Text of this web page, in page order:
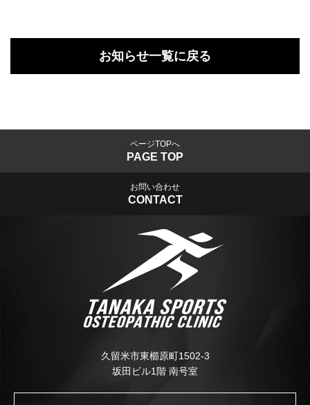
お知らせ一覧に戻る
ページTOPへ
PAGE TOP
お問い合わせ
CONTACT
久留米市東櫛原町1502-3
坂田ビル1階 南号室